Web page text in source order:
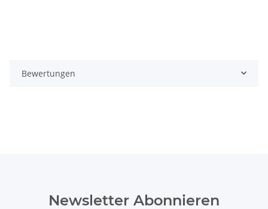
Bewertungen
Newsletter Abonnieren